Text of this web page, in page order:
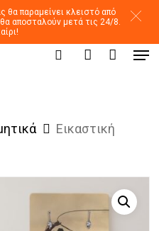
θα παραμείνει κλειστό από
αποσταλούν μετά τις 24/8.
search account
Εικαστική